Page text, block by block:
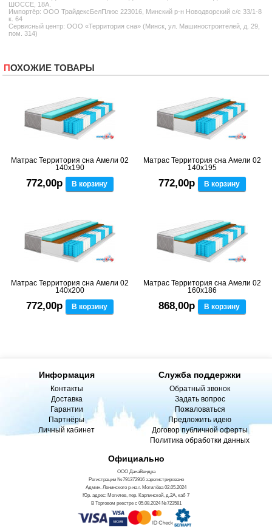
ШОССЕ, 18А.
Импортёр: ООО ТрайдексБелПлюс 223016, Минский р-н Новодворский с/с 33/1-8
к. 64
Сервисный центр: ООО «Территория сна» (Минск, ул. Машиностроителей, д. 29,
пом. 314)
ПОХОЖИЕ ТОВАРЫ
Матрас Территория сна Амели 02
140x190
772,00р В корзину
Матрас Территория сна Амели 02
140x195
772,00р В корзину
Матрас Территория сна Амели 02
140x200
772,00р В корзину
Матрас Территория сна Амели 02
160x186
868,00р В корзину
Информация
Контакты
Доставка
Гарантии
Партнёры
Личный кабинет
Служба поддержки
Обратный звонок
Задать вопрос
Пожаловаться
Предложить идею
Договор публичной оферты
Политика обработки данных
Официально
ООО ДанаВендра
Регистрации №791372916 зарегистрировано
Админ. Ленинского р-на г. Могилёва 02.05.2024
Юр. адрес: Могилев, пер. Карпинской, д.2А, каб 7
В Торговом реестре с 05.08.2024 №723581